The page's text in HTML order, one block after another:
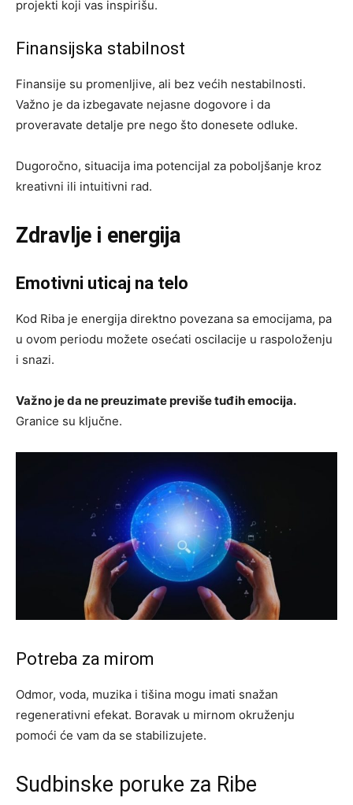
projekti koji vas inspirišu.
Finansijska stabilnost
Finansije su promenljive, ali bez većih nestabilnosti.
Važno je da izbegavate nejasne dogovore i da
proveravate detalje pre nego što donesete odluke.
Dugoročno, situacija ima potencijal za poboljšanje kroz
kreativni ili intuitivni rad.
Zdravlje i energija
Emotivni uticaj na telo
Kod Riba je energija direktno povezana sa emocijama, pa
u ovom periodu možete osećati oscilacije u raspoloženju
i snazi.
Važno je da ne preuzimate previše tuđih emocija.
Granice su ključne.
Potreba za mirom
Odmor, voda, muzika i tišina mogu imati snažan
regenerativni efekat. Boravak u mirnom okruženju
pomoći će vam da se stabilizujete.
Sudbinske poruke za Ribe